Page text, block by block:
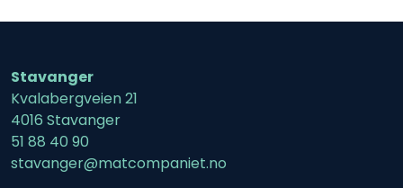
Stavanger
Kvalabergveien 21
4016 Stavanger
51 88 40 90
stavanger@matcompaniet.no